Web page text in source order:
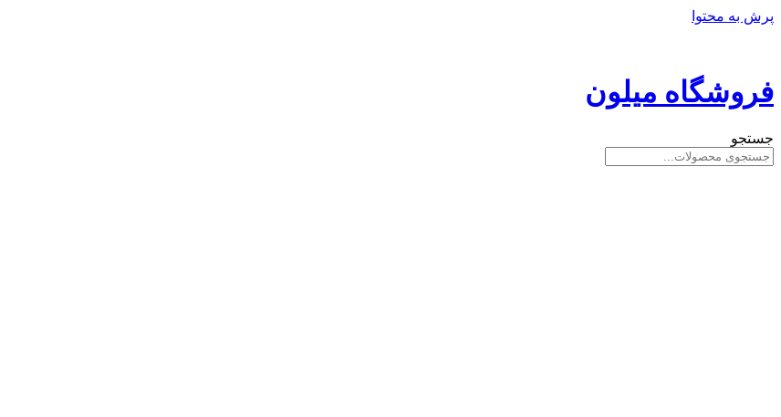
پرش به محتوا
فروشگاه میلون
جستجو